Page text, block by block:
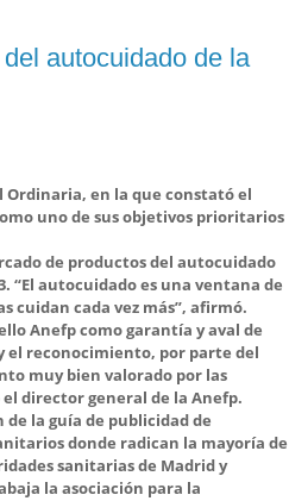
autocuidado de la
Ordinaria, en la que constató el
uno de sus objetivos prioritarios
de productos del autocuidado
“El autocuidado es una ventana de
cuidan cada vez más”, afirmó.
Anefp como garantía y aval de
el reconocimiento, por parte del
muy bien valorado por las
director general de la Anefp.
la guía de publicidad de
donde radican la mayoría de
sanitarias de Madrid y
la asociación para la